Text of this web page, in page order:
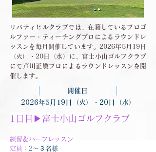
リバティヒルクラブでは、在籍しているプロゴ
ルファー・ティーチングプロによるラウンドレ
ッスンを毎月開催しています。2026年5月19日
（火）・20日（水）に、富士小山ゴルフクラブ
にて芦川正敏プロによるラウンドレッスンを開
催します。
開催日
2026年5月19日（火）・20日（水）
1日目▶︎富士小山ゴルフクラブ
練習＆ハーフレッスン
定員： 2〜３名様